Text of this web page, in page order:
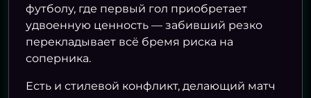
футболу, где первый гол приобретает
удвоенную ценность — забивший резко
перекладывает всё бремя риска на
соперника.
Есть и стилевой конфликт, делающий матч